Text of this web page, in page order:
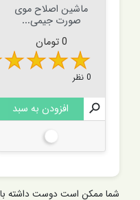
ماشین اصلاح موی
صورت جیمی...
قیمت
0 تومان
0 نظر

افزودن به سبد
سفید
شما ممکن است دوست داشته